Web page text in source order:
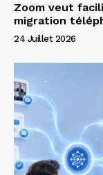
Zoom veut
migration
24 Juillet 2026